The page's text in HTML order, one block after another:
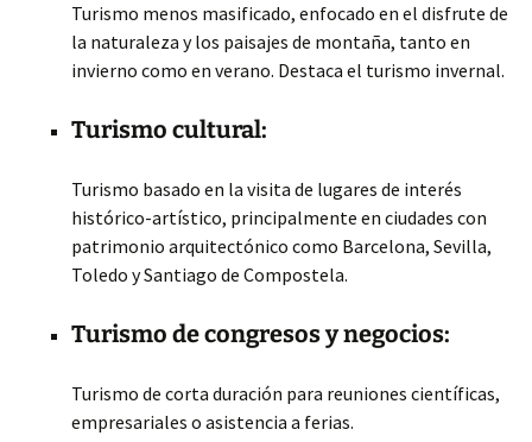
Turismo menos masificado, enfocado en el disfrute de
la naturaleza y los paisajes de montaña, tanto en
invierno como en verano. Destaca el turismo invernal.
Turismo cultural:
Turismo basado en la visita de lugares de interés
histórico-artístico, principalmente en ciudades con
patrimonio arquitectónico como Barcelona, Sevilla,
Toledo y Santiago de Compostela.
Turismo de congresos y negocios:
Turismo de corta duración para reuniones científicas,
empresariales o asistencia a ferias.